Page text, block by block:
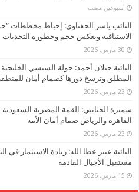
‏أسبوعين مضت
النائب ياسر الحفناوي: إحباط مخططات
الاستباقية ويعكس حجم وخطورة التحديات
30 مارس، 2026
النائبة جيلان أحمد: جولة السيسي
المطلق وترسخ دورها كصمام أمان
23 مارس، 2026
سميرة الجنايني: القمة المصرية
القاهرة والرياض صمام أمان الأمة
23 مارس، 2026
النائبة عبير عطا الله: زيادة الاستثمار
مستقبل الأجيال القادمة
15 مارس، 2026